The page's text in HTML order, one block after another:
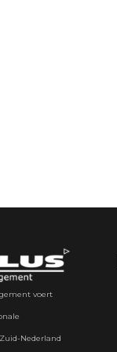
voert
Nederland